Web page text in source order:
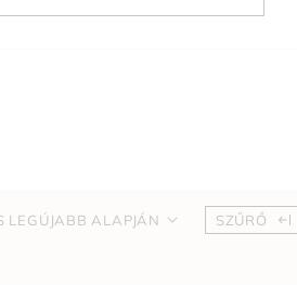
LEGÚJABB ALAPJÁN SZŰRŐ